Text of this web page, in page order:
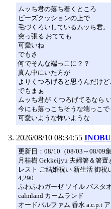
ムッち君の落ち着くところ
ビーズクッションの上で
毛づくろいしているムッち君。
突っ張る おてても
可愛いね
でもさ
何でそんな端っこに？？
真ん中にいた方が
よりくつろげると思うんだけど
でもまぁ
ムッち君が くつろげてるなら
今にも落っこちそうな端っこで
可愛いような怖いような
2026/08/10 08:34:55
更新日：08/10（08/03～08/09集
月桂樹 Gekkeijyu 夫婦箸＆箸
レスト ご結婚祝い 新生活 御祝
4,290
ふわふわガーゼ ソイル バスタ
calmland カームランド
オードパルファム 香水 a.c.p.t